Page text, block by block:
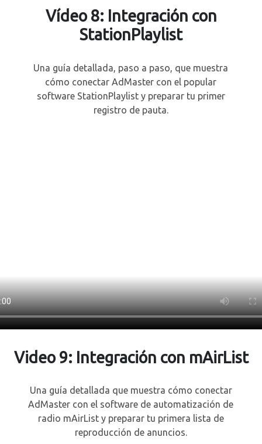
Vídeo 8: Integración con
StationPlaylist
Una guía detallada, paso a paso, que muestra
cómo conectar AdMaster con el popular
software StationPlaylist y preparar tu primer
registro de pauta.
Video 9: Integración con mAirList
Una guía detallada que muestra cómo conectar
AdMaster con el software de automatización de
radio mAirList y preparar tu primera lista de
reproducción de anuncios.